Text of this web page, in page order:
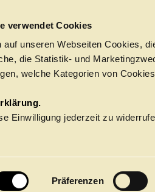
verwendet Cookies
auf unseren Webseiten Cookies,
die Statistik- und
welche Kategorien von
Einwilligung jederzeit zu
Präferenzen
Alle Oper
hat ab
DER KARTEN-